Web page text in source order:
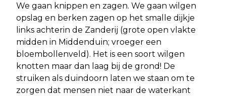
We gaan knippen en zagen. We gaan wilgen
opslag en berken zagen op het smalle dijkje
links achterin de Zanderij (grote open vlakte
midden in Middenduin; vroeger een
bloembollenveld). Het is een soort wilgen
knotten maar dan laag bij de grond! De
struiken als duindoorn laten we staan om te
zorgen dat mensen niet naar de waterkant